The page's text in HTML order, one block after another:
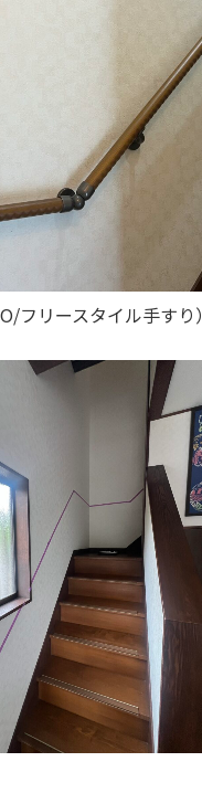
フリースタイル手すり）